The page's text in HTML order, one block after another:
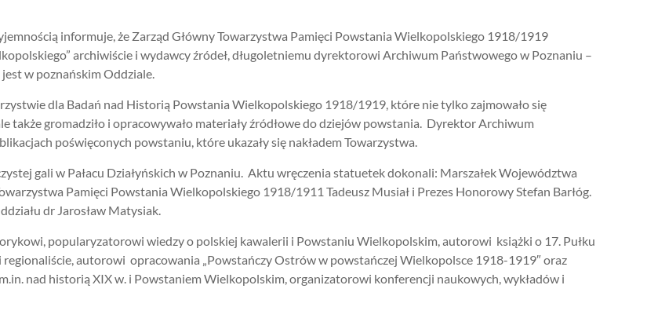
informuje, że Zarząd Główny Towarzystwa Pamięci Powstania Wielkopolskiego 1918/1919
archiwiście i wydawcy źródeł, długoletniemu dyrektorowi Archiwum Państwowego w Poznaniu –
w poznańskim Oddziale.
dla Badań nad Historią Powstania Wielkopolskiego 1918/1919, które nie tylko zajmowało się
także gromadziło i opracowywało materiały źródłowe do dziejów powstania. Dyrektor Archiwum
poświęconych powstaniu, które ukazały się nakładem Towarzystwa.
gali w Pałacu Działyńskich w Poznaniu. Aktu wręczenia statuetek dokonali: Marszałek Województwa
Pamięci Powstania Wielkopolskiego 1918/1911 Tadeusz Musiał i Prezes Honorowy Stefan Barłóg.
dr Jarosław Matysiak.
popularyzatorowi wiedzy o polskiej kawalerii i Powstaniu Wielkopolskim, autorowi książki o 17. Pułku
autorowi opracowania „Powstańczy Ostrów w powstańczej Wielkopolsce 1918-1919″ oraz
nad historią XIX w. i Powstaniem Wielkopolskim, organizatorowi konferencji naukowych, wykładów i